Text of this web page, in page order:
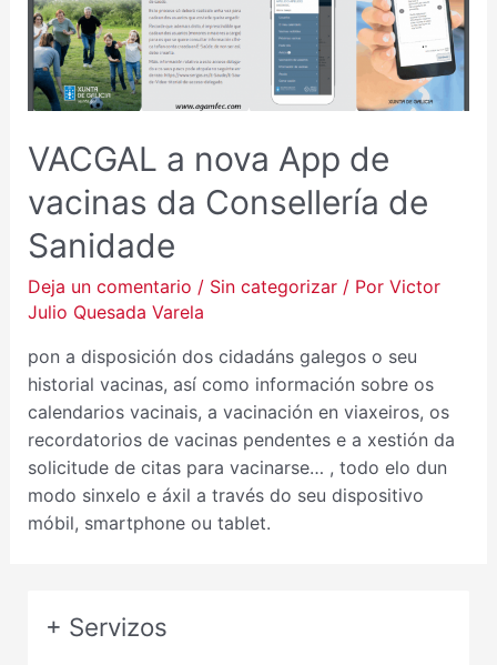
VACGAL a nova App de
vacinas da Consellería de
Sanidade
Deja un comentario / Sin categorizar/ Por Victor
Julio Quesada Varela
pon a disposición dos cidadáns galegos o seu
historial vacinas, así como información sobre os
calendarios vacinais, a vacinación en viaxeiros, os
recordatorios de vacinas pendentes e a xestión da
solicitude de citas para vacinarse… , todo elo dun
modo sinxelo e áxil a través do seu dispositivo
móbil, smartphone ou tablet.
+ Servizos